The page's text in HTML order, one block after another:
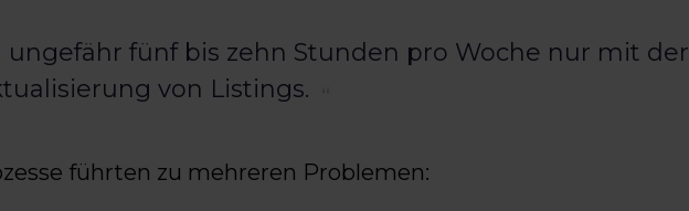
ungefähr fünf bis zehn Stunden pro Woche nur mit der
von Listings.
führten zu mehreren Problemen: